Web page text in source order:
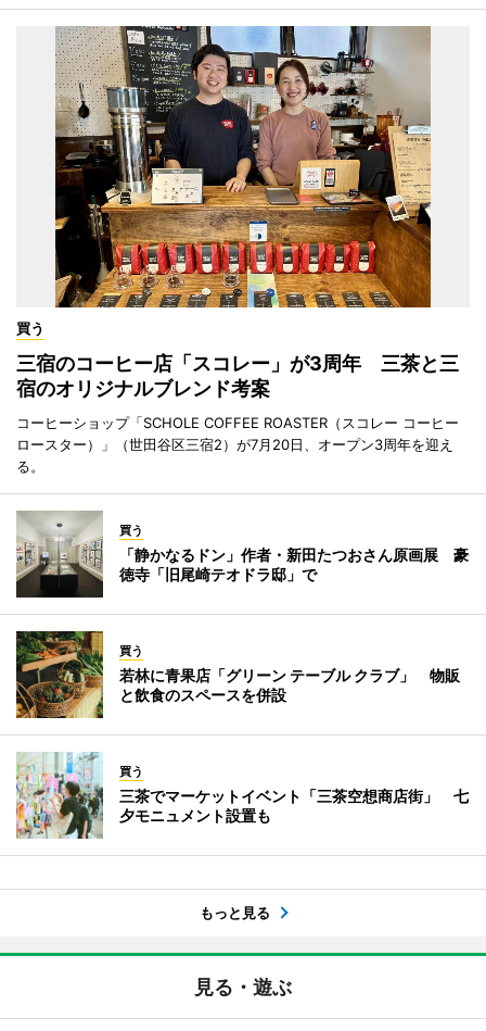
買う
三宿のコーヒー店「スコレー」が3周年 三茶と三
宿のオリジナルブレンド考案
コーヒーショップ「SCHOLE COFFEE ROASTER（スコレー コーヒー
ロースター）」（世田谷区三宿2）が7月20日、オープン3周年を迎え
る。
買う
「静かなるドン」作者・新田たつおさん原画展 豪
徳寺「旧尾崎テオドラ邸」で
買う
若林に青果店「グリーン テーブル クラブ」 物販
と飲食のスペースを併設
買う
三茶でマーケットイベント「三茶空想商店街」 七
夕モニュメント設置も
もっと見る
見る・遊ぶ